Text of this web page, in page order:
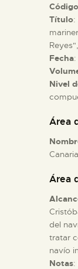
█
EL
Título:
Fecha
Nivel
Área
Área
del
tratar
navío
Notas: